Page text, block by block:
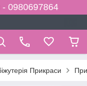
- 0980697864
Прикраси